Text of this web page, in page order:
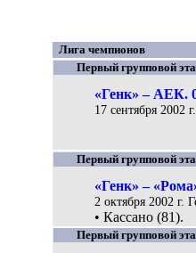
Лига чемпионов
Первый групповой
«Генк» – АЕК.
17 сентября 2002
Первый групповой
«Генк» –
2 октября 2002 г.
• Кассано (81).
Первый групповой